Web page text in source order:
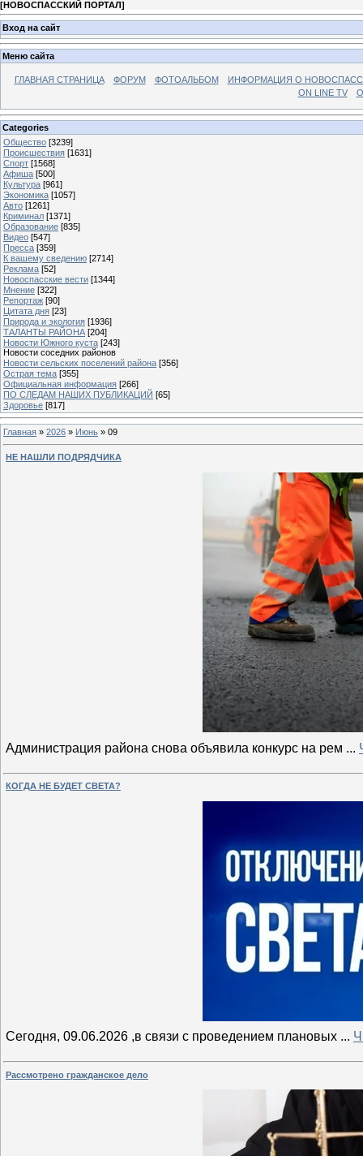
[НОВОСПАССКИЙ ПОРТАЛ]
Вход на сайт
Меню сайта
ГЛАВНАЯ СТРАНИЦА ФОРУМ ФОТОАЛЬБОМ
ИНФОРМАЦИЯ О
ON LINE TV
Categories
Общество [3239]
Происшествия [1631]
Спорт [1568]
Афиша [500]
Культура [961]
Экономика [1057]
Авто [1261]
Криминал [1371]
Образование [835]
Видео [547]
Пресса [359]
К вашему сведению [2714]
Реклама [52]
Новоспасские вести [1344]
Мнение [322]
Репортаж [90]
Цитата дня [23]
Природа и экология [1936]
ТАЛАНТЫ РАЙОНА [204]
Новости Южного куста [243]
Новости соседних районов
Новости сельских поселений района [356]
Острая тема [355]
Официальная информация [266]
ПО СЛЕДАМ НАШИХ ПУБЛИКАЦИЙ [65]
Здоровье [817]
Главная » 2026 » Июнь » 09
НЕ НАШЛИ ПОДРЯДЧИКА
Администрация района снова объявила конкурс на рем ...
КОГДА НЕ БУДЕТ СВЕТА?
Сегодня, 09.06.2026 ,в связи с проведением плановых ...
Рассмотрено гражданское дело